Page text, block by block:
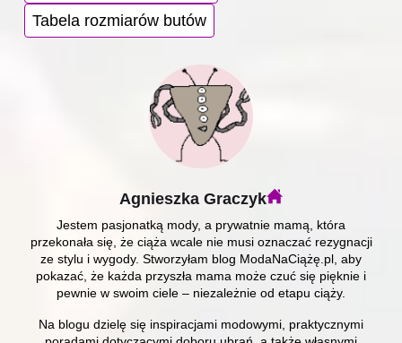
Tabela rozmiarów butów
Agnieszka Graczyk
Jestem pasjonatką mody, a prywatnie mamą, która
przekonała się, że ciąża wcale nie musi oznaczać rezygnacji
ze stylu i wygody. Stworzyłam blog ModaNaCiążę.pl, aby
pokazać, że każda przyszła mama może czuć się pięknie i
pewnie w swoim ciele – niezależnie od etapu ciąży.
Na blogu dzielę się inspiracjami modowymi, praktycznymi